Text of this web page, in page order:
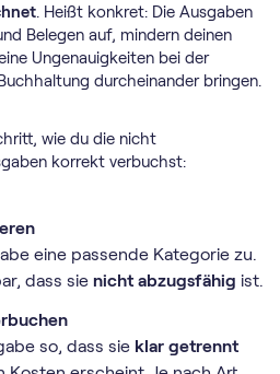
. Heißt konkret: Die Ausgaben
Belegen auf, mindern deinen
Ungenauigkeiten bei der
durcheinander bringen.
wie du die nicht
korrekt verbuchst:
eine passende Kategorie zu.
dass sie nicht abzugsfähig ist.
so, dass sie klar getrennt